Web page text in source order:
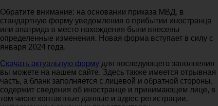
Обратите внимание: на основании приказа МВД, в
стандартную форму уведомления о прибытии иностранца
или апатрида в место нахождения были внесены
определенные изменения. Новая форма вступает в силу с
января 2024 года.
Скачать актуальную форму для последующего заполнения
вы можете на нашем сайте. Здесь также имеется отрывная
часть, а бланк заполняется с лицевой и обратной стороны,
содержит сведения об иностранце и принимающем лице, в
том числе контактные данные и адрес регистрации,